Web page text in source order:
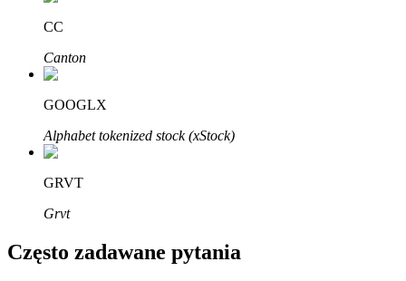
Afiliaci Bitrue
Aż do 65% prowizji!
CC
Canton
GOOGLX
Alphabet tokenized stock (xStock)
GRVT
Grvt
Często zadawane pytania